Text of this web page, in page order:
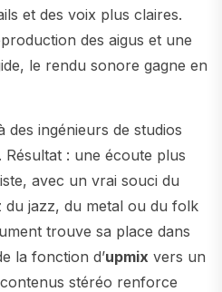
et des voix plus claires.
des aigus et une
le rendu sonore gagne en
des ingénieurs de studios
: une écoute plus
avec un vrai souci du
du jazz, du metal ou du folk
trouve sa place dans
la fonction d’upmix vers un
stéréo renforce